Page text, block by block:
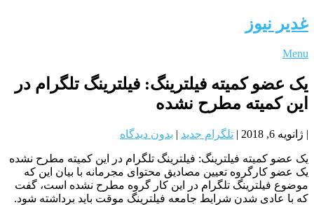
غدیر نیوز
Menu
یک عضو کمیته فیلترینگ: فیلترینگ تلگرام در
این کمیته مطرح نشده
| ژانویه 6, 2018 | تلگرام جدید | بدون دیدگاه
یک عضو کمیته فیلترینگ: فیلترینگ تلگرام در این کمیته مطرح نشده
یک عضو کارگروه تعیین مصادیق محتوای مجرمانه با بیان این که
موضوع فیلترینگ تلگرام در این کار گروه مطرح نشده است، گفت
که با عادی شدن شرایط جامعه فیلترینگ موقت باید برداشته شود.